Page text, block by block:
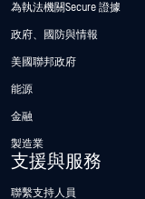
為執法機關Secure 證據
政府、國防與情報
美國聯邦政府
能源
金融
製造業
支援與服務
聯繫支持人員